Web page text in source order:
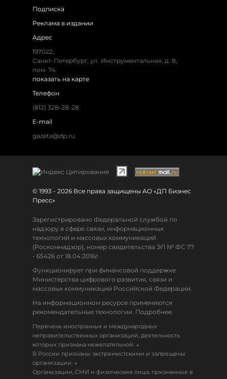
Подписка
Реклама в издании
Адрес
197022,
Санкт-Петербург, ул. Инструментальная, д. 8,
пом. 74.
показать на карте
Телефон
(812) 328-28-28
E-mail
gazeta@dp.ru
© 1993 - 2026 Все права защищены АО «ДП Бизнес
Пресс»
Зарегистрировано Федеральной службой по
надзору в сфере связи, информационных
технологий и массовых коммуникаций
(Роскомнадзор), номер свидетельства ЭЛ № ФС 77
- 65426 от 18.04.2016г.
Функционирует при финансовой поддержке
Министерства цифрового развития, связи и
массовых коммуникаций Российской Федерации.
На информационном ресурсе применяются
рекомендательные технологии. Подробнее.
Перечень иностранных и международных
неправительственных организаций, деятельность
которых признана нежелательной: ↓
В России признаны экстремистскими и запрещены
организации: ↓
Организации, СМИ и физические лица, признанные в